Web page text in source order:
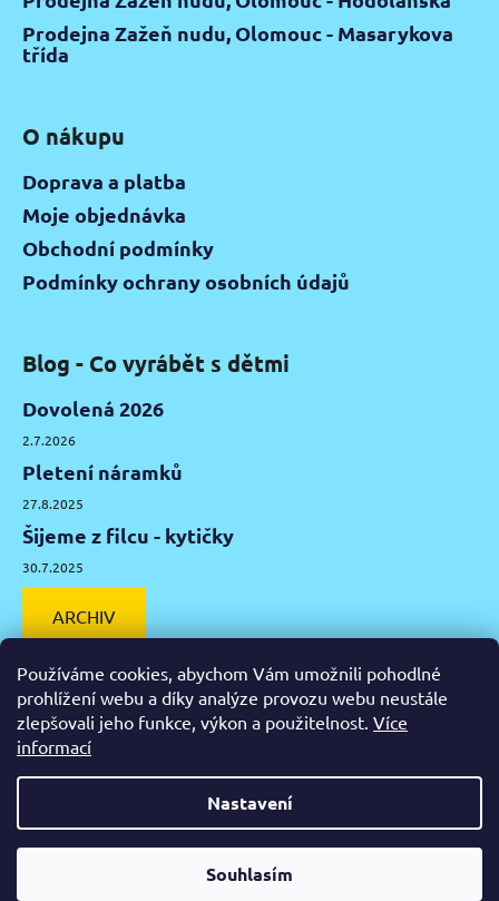
Používáme cookies, abychom Vám umožnili pohodlné
prohlížení webu a díky analýze provozu webu neustále
zlepšovali jeho funkce, výkon a použitelnost. Více
informací
Nastavení
Souhlasím
Od čtvrtka 6.8. do úterý 11.8. máme mimořádně zavřeno.
Prodejna Zažeň nudu, Olomouc - Masarykova
třída
O nákupu
Doprava a platba
Moje objednávka
Obchodní podmínky
Podmínky ochrany osobních údajů
Blog - Co vyrábět s dětmi
Dovolená 2026
2.7.2026
Pletení náramků
27.8.2025
Šijeme z filcu - kytičky
30.7.2025
ARCHIV
Facebook
Vytvořil Shoptet
Zažeň nudu. Všechna práva vyhrazena.